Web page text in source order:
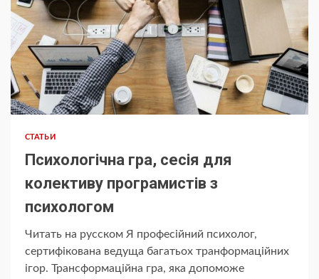
СТАТЬИ
Психологічна гра, сесія для
колективу програмистів з
психологом
Читать на русском Я професійний психолог,
сертифікована ведуща багатьох транформаційних
ігор. Трансформаційна гра, яка допоможе